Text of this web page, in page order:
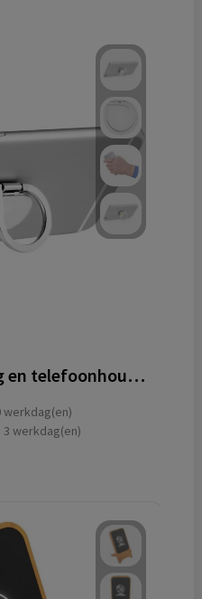
Cell aluminium ring en telefoonhouder
werkdag(en)